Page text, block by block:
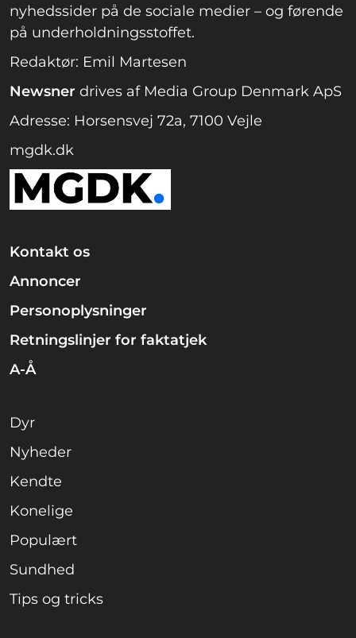
nyhedssider på de sociale medier – og førende
på underholdningsstoffet.
Redaktør: Emil Martesen
Newsner drives af Media Group Denmark ApS
Adresse: Horsensvej 72a, 7100 Vejle
mgdk.dk
Kontakt os
Annoncer
Personoplysninger
Retningslinjer for faktatjek
A-Å
Dyr
Nyheder
Kendte
Konelige
Populært
Sundhed
Tips og tricks